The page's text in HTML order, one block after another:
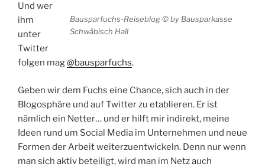
Bausparfuchs-Reiseblog © by Bausparkasse
Schwäbisch Hall
Und wer
ihm
unter
Twitter
folgen mag@bausparfuchs.
Geben wir dem Fuchs eine Chance, sich auch in der
Blogosphäre und auf Twitter zu etablieren. Er ist
nämlich ein Netter… und er hilft mir indirekt, meine
Ideen rund um Social Media im Unternehmen und neue
Formen der Arbeit weiterzuentwickeln. Denn nur wenn
man sich aktiv beteiligt, wird man im Netz auch